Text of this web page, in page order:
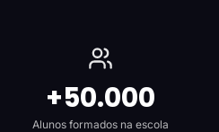
+50.000
Alunos formados na escola